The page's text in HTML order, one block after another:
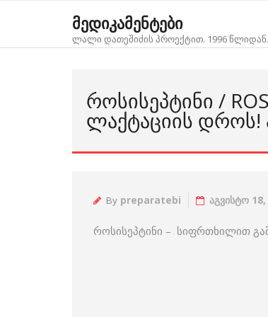
მედიკამენტები
ლალი დათეშიძის პროექტით. 1996
ᲠᲝᲡᲘᲡᲔᲞᲢᲘᲜᲘ /
ᲚᲐᲥᲢᲐᲪᲘᲘᲡ ᲓᲠᲝᲡ!
By preparatebi აგვისტო
როსისეპტინი – სიფრთხილით